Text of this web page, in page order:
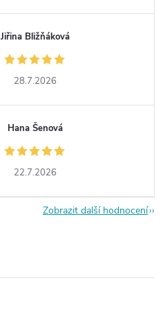
Jiřina Bližňáková
28.7.2026
Hana Šenová
22.7.2026
Zobrazit další hodnocení